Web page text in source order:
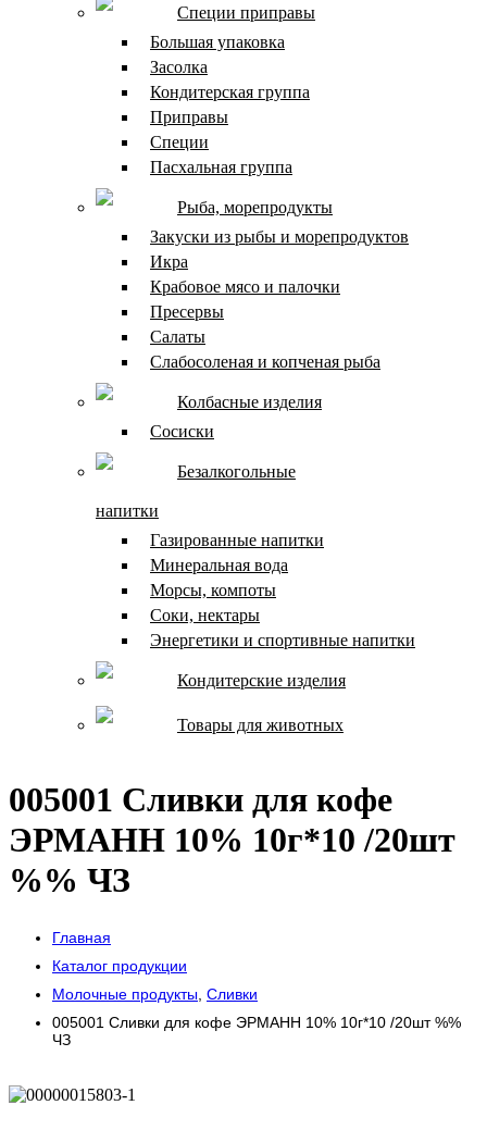
Специи приправы
Большая упаковка
Засолка
Кондитерская группа
Приправы
Специи
Пасхальная группа
Рыба, морепродукты
Закуски из рыбы и морепродуктов
Икра
Крабовое мясо и палочки
Пресервы
Салаты
Слабосоленая и копченая рыба
Колбасные изделия
Сосиски
Безалкогольные
напитки
Газированные напитки
Минеральная вода
Морсы, компоты
Соки, нектары
Энергетики и спортивные напитки
Кондитерские изделия
Товары для животных
005001 Сливки для кофе
ЭРМАНН 10% 10г*10 /20шт
%% ЧЗ
Главная
Каталог продукции
Молочные продукты Сливки
005001 Сливки для кофе ЭРМАНН 10% 10г*10 /20шт %%
ЧЗ